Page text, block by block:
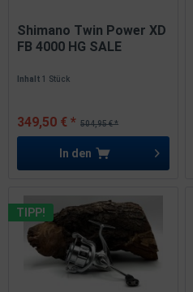
Shimano Twin Power XD
FB 4000 HG SALE
Inhalt1 Stück
504,95 € *
349,50 € *
In den
TIPP!